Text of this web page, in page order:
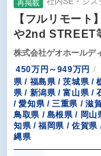
再掲載
【フルリモー
や2nd STREET
株式会社ゲオホールデ
450万円～949万円
県 / 福島県 / 茨城県 /
県 / 新潟県 / 富山県 /
/ 愛知県 / 三重県 / 滋
鳥取県 / 島根県 / 岡山
知県 / 福岡県 / 佐賀県
縄県